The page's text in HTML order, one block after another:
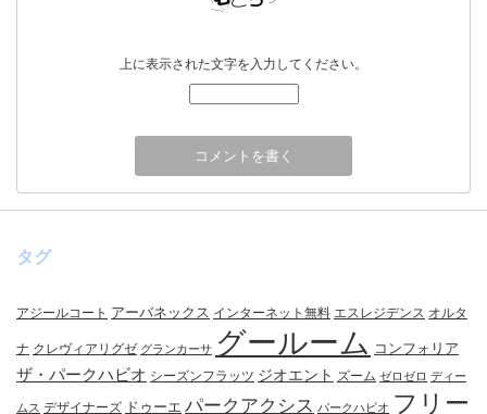
上に表示された文字を入力してください。
タグ
アジールコート アーバネックス インターネット無料 エスレジデンス オルタ
ナ クレヴィアリグゼ グランカーサ グールーム コンフォリア
ザ・パークハビオ シーズンフラッツ ジオエント ズーム ゼロゼロ ディー
ムス デザイナーズ ドゥーエ パークアクシス パークハビオ フリー